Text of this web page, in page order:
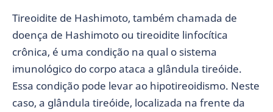
Tireoidite de Hashimoto, também chamada de
doença de Hashimoto ou tireoidite linfocítica
crônica, é uma condição na qual o sistema
imunológico do corpo ataca a glândula tireóide.
Essa condição pode levar ao hipotireoidismo. Neste
caso, a glândula tireóide, localizada na frente da